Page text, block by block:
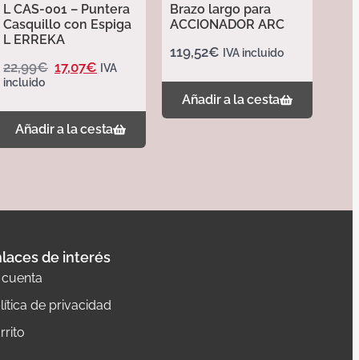
L CAS-001 – Puntera
Casquillo con Espiga
L ERREKA
22,99€ 17,07€ IVA
incluido
Añadir a la cesta
Brazo largo para
ACCIONADOR ARC
119,52€ IVA incluido
Añadir a la cesta
de interés
cuenta
de privacidad